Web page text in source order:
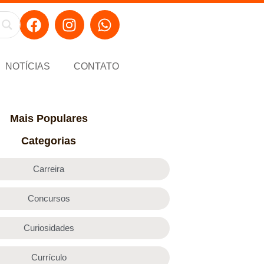
NOTÍCIAS CONTATO
Mais Populares
Categorias
Carreira
Concursos
Curiosidades
Currículo